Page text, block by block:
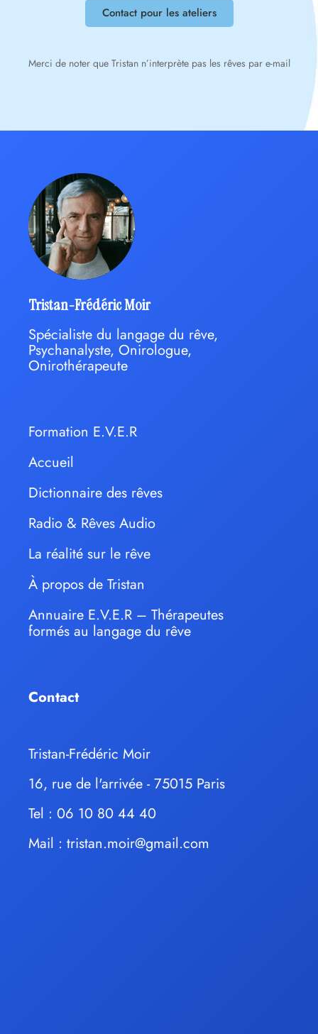
Contact pour les ateliers
Merci de noter que Tristan n’interprète pas les rêves par e-mail
Tristan-Frédéric Moir
Spécialiste du langage du rêve,
Psychanalyste, Onirologue,
Onirothérapeute
Formation E.V.E.R
Accueil
Dictionnaire des rêves
Radio & Rêves Audio
La réalité sur le rêve
À propos de Tristan
Annuaire E.V.E.R – Thérapeutes
formés au langage du rêve
Contact
Tristan-Frédéric Moir
16, rue de l'arrivée - 75015 Paris
Tel : 06 10 80 44 40
Mail : tristan.moir@gmail.com